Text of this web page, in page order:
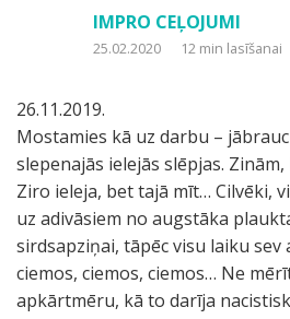
IMPRO CEĻOJUMI
25.02.2020 12 min lasīšanai
26.11.2019.
Mostamies kā uz darbu –
slepenajās ielejās slēpjas.
Ziro ieleja, bet tajā mīt… Cilvēki,
uz adivāsiem no augstāka
sirdsapziņai, tāpēc visu laiku
ciemos, ciemos, ciemos… Ne
apkārtmēru, kā to darīja